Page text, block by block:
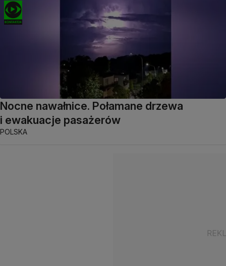
Nocne nawałnice. Połamane drzewa
i ewakuacje pasażerów
POLSKA